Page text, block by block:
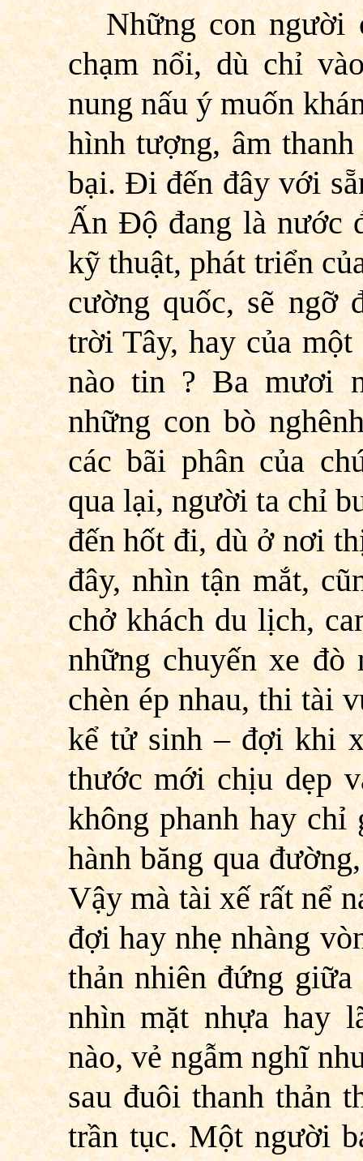
Những con người
chạm nổi, dù chỉ
nung nấu ý muốn
hình tượng, âm
bại. Đi đến đây với
Ấn Độ đang là nước
kỹ thuật, phát triển
cường quốc, sẽ ngỡ
trời Tây, hay của
nào tin ? Ba mươi
những con bò
các bãi phân của
qua lại, người ta chỉ
đến hốt đi, dù ở nơi
đây, nhìn tận mắt,
chở khách du lịch,
những chuyến xe đò
chèn ép nhau, thi tài
kể tử sinh – đợi khi
thước mới chịu dẹp
không phanh hay
hành băng qua
Vậy mà tài xế rất nể
đợi hay nhẹ nhàng
thản nhiên đứng
nhìn mặt nhựa hay
nào, vẻ ngẫm nghĩ
sau đuôi thanh thản
trần tục. Một người